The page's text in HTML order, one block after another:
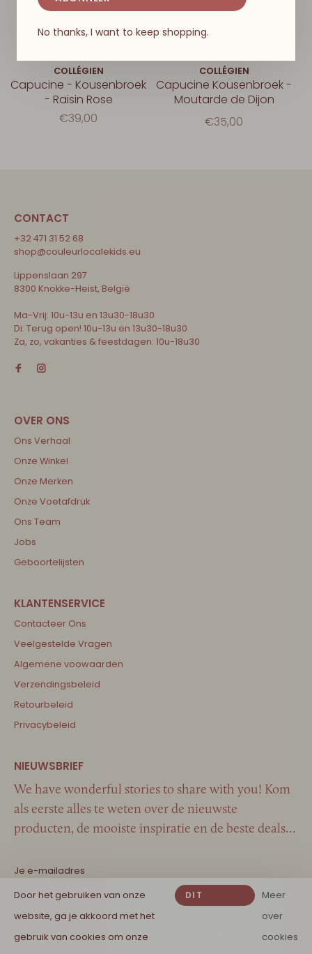
COLLÉGIEN
Capucine - Kousenbroek
- Raisin Rose
€39,00
COLLÉGIEN
Capucine Kousenbroek -
Moutarde de Dijon
€35,00
CONTACT
+32 471 31 52 68
shop@couleurlocalekids.eu
Lippenslaan 297
8300 Knokke-Heist, België
Ma-Vrij: 10u-13u en 13u30-18u30
Di: Terug open! 10u-13u en 13u30-18u30
Za, zo, vakanties & feestdagen: 10u-18u30
Ons Verhaal
Onze Winkel
Onze Merken
Onze Voetafdruk
Ons Team
Jobs
Geboortelijsten
Contacteer Ons
Veelgestelde Vragen
Algemene voowaarden
Verzendingsbeleid
Retourbeleid
Privacybeleid
We have wonderful stories to share with you! Kom
als eerste alles te weten over de nieuwste
producten, de mooiste inspiratie en de beste deals…
Door het gebruiken van onze
website, ga je akkoord met het
gebruik van cookies om onze
DIT
Meer
over
cookies
No thanks, I want to keep shopping.